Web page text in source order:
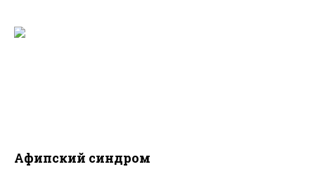
Афипский синдром